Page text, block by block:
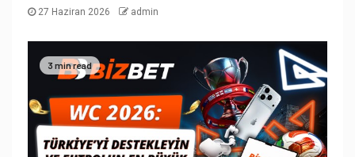
27 Haziran 2026 admin
3 min read